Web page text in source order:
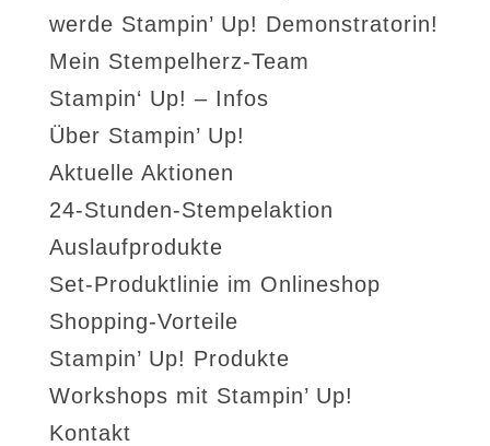
werde Stampin’ Up! Demonstratorin!
Mein Stempelherz-Team
Stampin‘ Up! – Infos
Über Stampin’ Up!
Aktuelle Aktionen
24-Stunden-Stempelaktion
Auslaufprodukte
Set-Produktlinie im Onlineshop
Shopping-Vorteile
Stampin’ Up! Produkte
Workshops mit Stampin’ Up!
Kontakt